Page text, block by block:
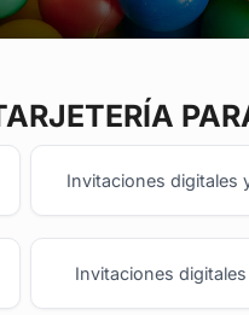
Invitaciones digitales
Invitaciones